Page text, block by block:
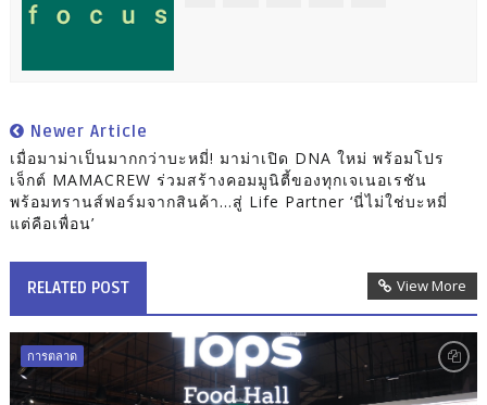
Newer Article
เมื่อมาม่าเป็นมากกว่าบะหมี่! มาม่าเปิด DNA ใหม่ พร้อมโปร
เจ็กต์ MAMACREW ร่วมสร้างคอมมูนิตี้ของทุกเจเนอเรชัน
พร้อมทรานส์ฟอร์มจากสินค้า…สู่ Life Partner ‘นี่ไม่ใช่บะหมี่
แต่คือเพื่อน’
RELATED POST View More
การตลาด